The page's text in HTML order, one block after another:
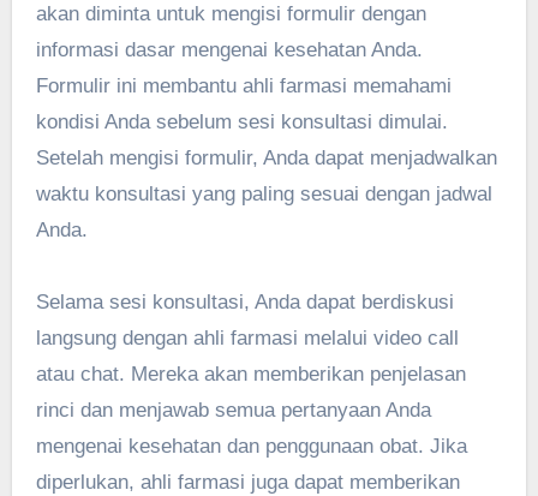
akan diminta untuk mengisi formulir dengan
informasi dasar mengenai kesehatan Anda.
Formulir ini membantu ahli farmasi memahami
kondisi Anda sebelum sesi konsultasi dimulai.
Setelah mengisi formulir, Anda dapat menjadwalkan
waktu konsultasi yang paling sesuai dengan jadwal
Anda.
Selama sesi konsultasi, Anda dapat berdiskusi
langsung dengan ahli farmasi melalui video call
atau chat. Mereka akan memberikan penjelasan
rinci dan menjawab semua pertanyaan Anda
mengenai kesehatan dan penggunaan obat. Jika
diperlukan, ahli farmasi juga dapat memberikan